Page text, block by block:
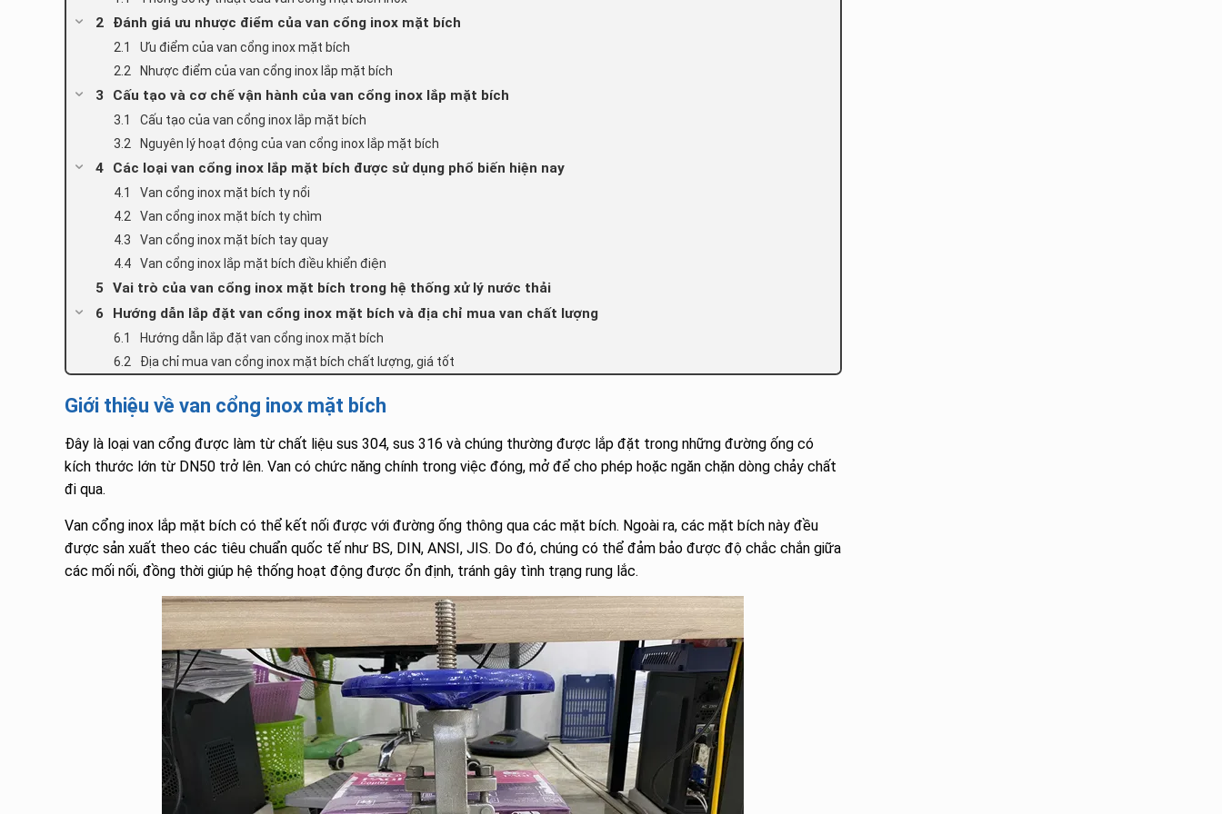
Đánh giá ưu nhược điểm của van cổng inox mặt bích
Ưu điểm của van cổng inox mặt bích
Nhược điểm của van cổng inox lắp mặt bích
Cấu tạo và cơ chế vận hành của van cổng inox lắp mặt bích
Cấu tạo của van cổng inox lắp mặt bích
Nguyên lý hoạt động của van cổng inox lắp mặt bích
Các loại van cổng inox lắp mặt bích được sử dụng phổ biến hiện nay
Van cổng inox mặt bích ty nổi
Van cổng inox mặt bích ty chìm
Van cổng inox mặt bích tay quay
Van cổng inox lắp mặt bích điều khiển điện
Vai trò của van cổng inox mặt bích trong hệ thống xử lý nước thải
Hướng dẫn lắp đặt van cổng inox mặt bích và địa chỉ mua van chất lượng
Hướng dẫn lắp đặt van cổng inox mặt bích
Địa chỉ mua van cổng inox mặt bích chất lượng, giá tốt
Giới thiệu về van cổng inox mặt bích
Đây là loại van cổng được làm từ chất liệu sus 304, sus 316 và chúng thường được lắp đặt trong những đường ống có
kích thước lớn từ DN50 trở lên. Van có chức năng chính trong việc đóng, mở để cho phép hoặc ngăn chặn dòng chảy chất
đi qua.
Van cổng inox lắp mặt bích có thể kết nối được với đường ống thông qua các mặt bích. Ngoài ra, các mặt bích này đều
được sản xuất theo các tiêu chuẩn quốc tế như BS, DIN, ANSI, JIS. Do đó, chúng có thể đảm bảo được độ chắc chắn giữa
các mối nối, đồng thời giúp hệ thống hoạt động được ổn định, tránh gây tình trạng rung lắc.